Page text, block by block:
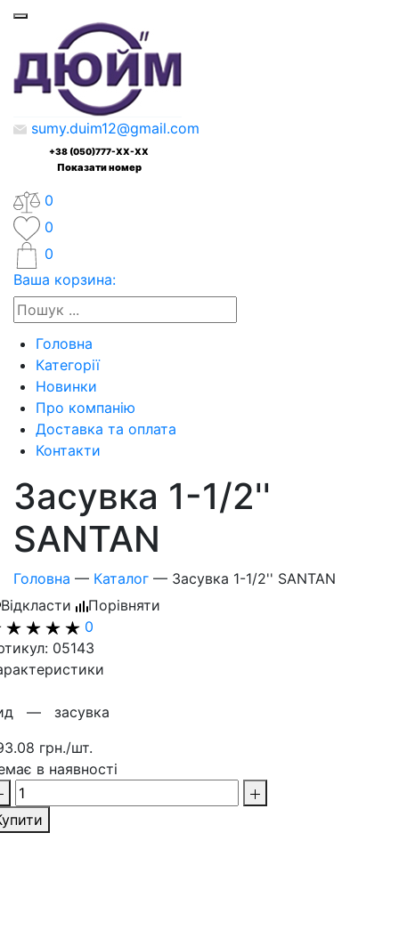
sumy.duim12@gmail.com
+38 (050)777-XX-XX
Показати номер
0
0
0
Ваша корзина:
Головна
Категорії
Новинки
Про компанію
Доставка та оплата
Контакти
Засувка 1-1/2''
SANTAN
Головна — Каталог — Засувка 1-1/2'' SANTAN
Відкласти
Порівняти
0
05143
— засувка
грн./шт.
в наявності